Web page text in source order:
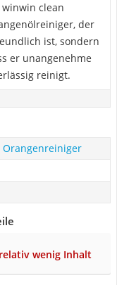
clean
der
ist, sondern
er unangenehme
reinigt.
Orangenreiniger
relativ wenig Inhalt